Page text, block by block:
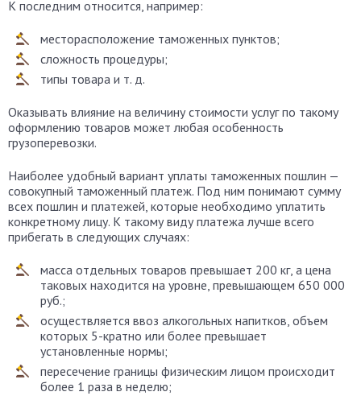
К последним относится, например:
месторасположение таможенных пунктов;
сложность процедуры;
типы товара и т. д.
Оказывать влияние на величину стоимости услуг по такому
оформлению товаров может любая особенность
грузоперевозки.
Наиболее удобный вариант уплаты таможенных пошлин —
совокупный таможенный платеж. Под ним понимают сумму
всех пошлин и платежей, которые необходимо уплатить
конкретному лицу. К такому виду платежа лучше всего
прибегать в следующих случаях:
масса отдельных товаров превышает 200 кг, а цена
таковых находится на уровне, превышающем 650 000
руб.;
осуществляется ввоз алкогольных напитков, объем
которых 5-кратно или более превышает
установленные нормы;
пересечение границы физическим лицом происходит
более 1 раза в неделю;